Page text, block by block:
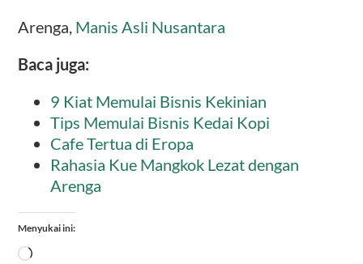
Arenga, Manis Asli Nusantara
Baca juga:
9 Kiat Memulai Bisnis Kekinian
Tips Memulai Bisnis Kedai Kopi
Cafe Tertua di Eropa
Rahasia Kue Mangkok Lezat dengan
Arenga
Menyukai ini:
Memuat...